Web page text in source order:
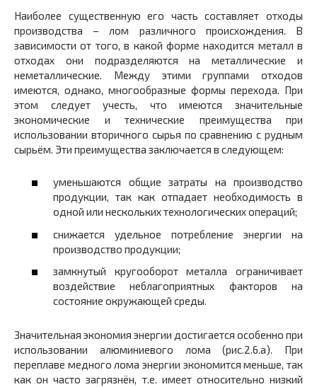
Наиболее существенную его часть составляет отходы
производства – лом различного происхождения. В
зависимости от того, в какой форме находится металл в
отходах они подразделяются на металлические и
неметаллические. Между этими группами отходов
имеются, однако, многообразные формы перехода. При
этом следует учесть, что имеются значительные
экономические и технические преимущества при
использовании вторичного сырья по сравнению с рудным
сырьëм. Эти преимущества заключается в следующем:
уменьшаются общие затраты на производство
продукции, так как отпадает необходимость в
одной или нескольких технологических операций;
снижается удельное потребление энергии на
производство продукции;
замкнутый кругооборот металла ограничивает
воздействие неблагоприятных факторов на
состояние окружающей среды.
Значительная экономия энергии достигается особенно при
использовании алюминиевого лома (рис.2.6.а). При
переплаве медного лома энергии экономится меньше, так
как он часто загрязнён, т.е. имеет относительно низкий